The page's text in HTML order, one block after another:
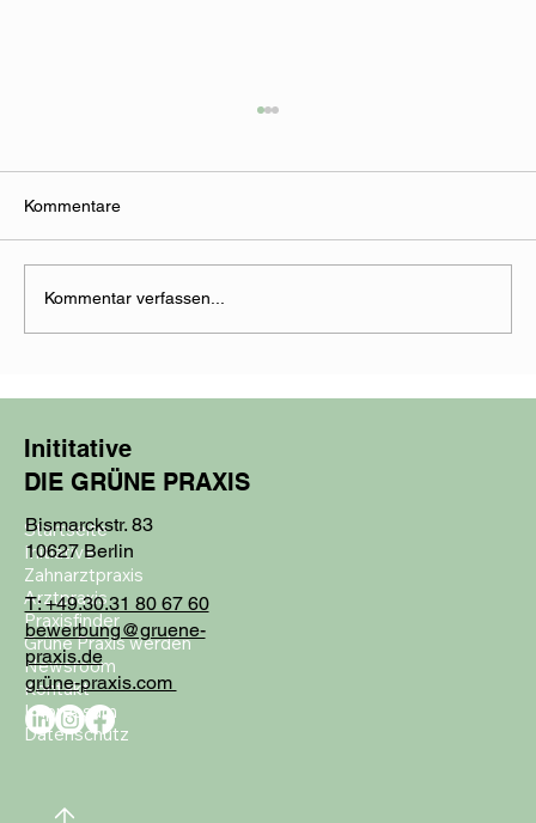
Kommentare
Kommentar verfassen...
Startseite
Initiative
Zahnarztpraxis
Arztpraxis
Praxisfinder
Grüne Praxis werden
Newsroom
Kontakt
Impressum
Datenschutz
Bismarckstr. 83
10627 Berlin
T: +49.30.31 80 67 60
bewerbung@gruene-
praxis.de
grüne-praxis.com
Inititative
DIE GRÜNE PRAXIS